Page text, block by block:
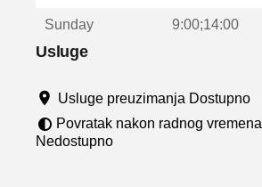
u
Sunday 9:00;14:00
Usluge
Usluge preuzimanja Dostupno
Povratak nakon radnog vremena
Nedostupno